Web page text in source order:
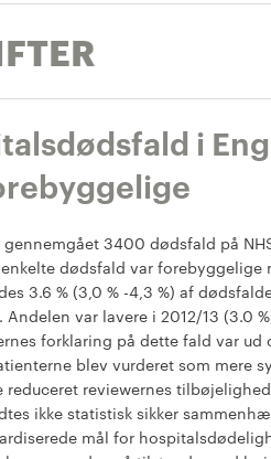
i
gennemgået 3400 dødsfald på
dødsfald var forebyggelige
3.6 % (3,0 % -4,3 %) af
var lavere i 2012/13 (3.0
forklaring på dette fald var
blev vurderet som mere
reduceret reviewernes
ikke statistisk sikker
mål for